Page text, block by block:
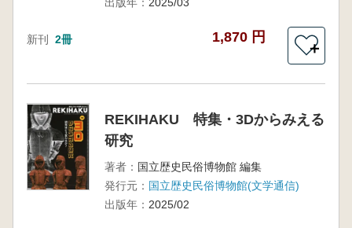
新刊 2冊 1,870 円
＋
REKIHAKU 特集・3Dからみえる
研究
著者： 国立歴史民俗博物館 編集
発行元： 国立歴史民俗博物館(文学通信)
出版年： 2025/02